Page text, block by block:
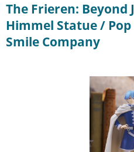
The Frieren: Beyond
Himmel Statue / Pop
Smile Company